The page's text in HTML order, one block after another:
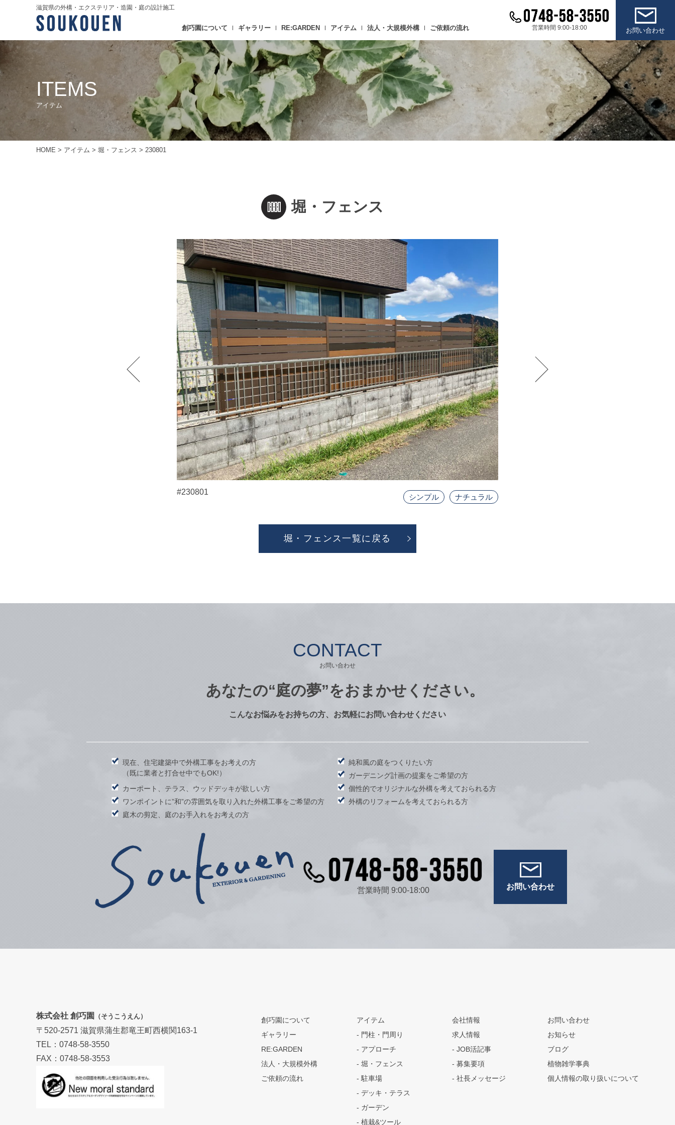
滋賀県の外構・エクステリア・造園・庭の設計施工
創巧園について ギャラリー RE:GARDEN アイテム 法人・大規模外構 ご依頼の流れ 営業時間 9:00-18:00 お問い合わせ
ITEMS
アイテム
HOME > アイテム > 堀・フェンス > 230801
堀・フェンス
#230801
シンプル ナチュラル
堀・フェンス一覧に戻る
CONTACT
お問い合わせ
あなたの“庭の夢”をおまかせください。
こんなお悩みをお持ちの方、お気軽にお問い合わせください
現在、住宅建築中で外構工事をお考えの方
（既に業者と打合せ中でもOK!）
純和風の庭をつくりたい方
ガーデニング計画の提案をご希望の方
カーポート、テラス、ウッドデッキが欲しい方
個性的でオリジナルな外構を考えておられる方
ワンポイントに”和”の雰囲気を取り入れた外構工事をご希望の方
外構のリフォームを考えておられる方
庭木の剪定、庭のお手入れをお考えの方
営業時間 9:00-18:00 お問い合わせ
株式会社 創巧園 （そうこうえん）
〒520-2571 滋賀県蒲生郡竜王町西横関163-1
TEL：0748-58-3550
FAX：0748-58-3553
創巧園について
ギャラリー
RE:GARDEN
法人・大規模外構
ご依頼の流れ
アイテム
門柱・門周り
アプローチ
堀・フェンス
駐車場
デッキ・テラス
ガーデン
植栽&ツール
会社情報
求人情報
JOB活記事
募集要項
社長メッセージ
お問い合わせ
お知らせ
ブログ
植物雑学事典
個人情報の取り扱いについて